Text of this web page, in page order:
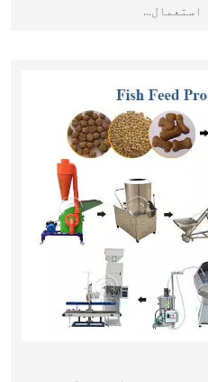
استعمال…